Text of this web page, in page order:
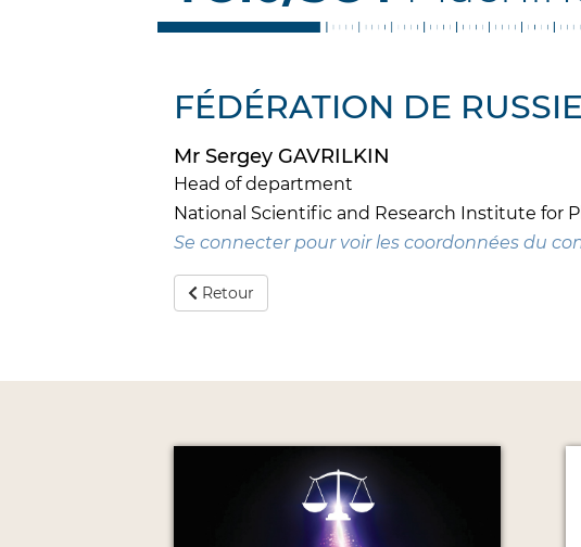
FÉDÉRATION DE RUSSIE
Mr Sergey GAVRILKIN
Head of department
National Scientific and Research Institute for
Se connecter pour voir les coordonnées du
Retour